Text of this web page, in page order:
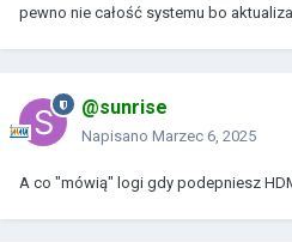
pewno nie całość systemu bo
@sunrise
Napisano Marzec 6, 2025
A co "mówią" logi gdy podepniesz